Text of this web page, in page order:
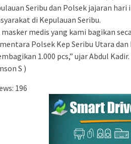
Seribu dan Polsek jajaran
di Kepulauan Seribu.
masker medis yang kami bagikan
Polsek Kep Seribu Utara
1.000 pcs,” ujar Abdul Kadir.
S )
196